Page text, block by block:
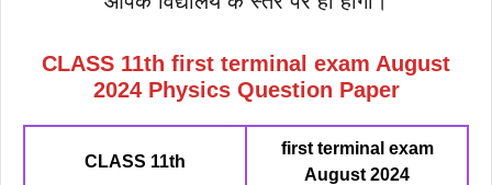
CLASS 11th first terminal exam August
2024 Physics Question Paper
CLASS 11th
first terminal exam
August 2024